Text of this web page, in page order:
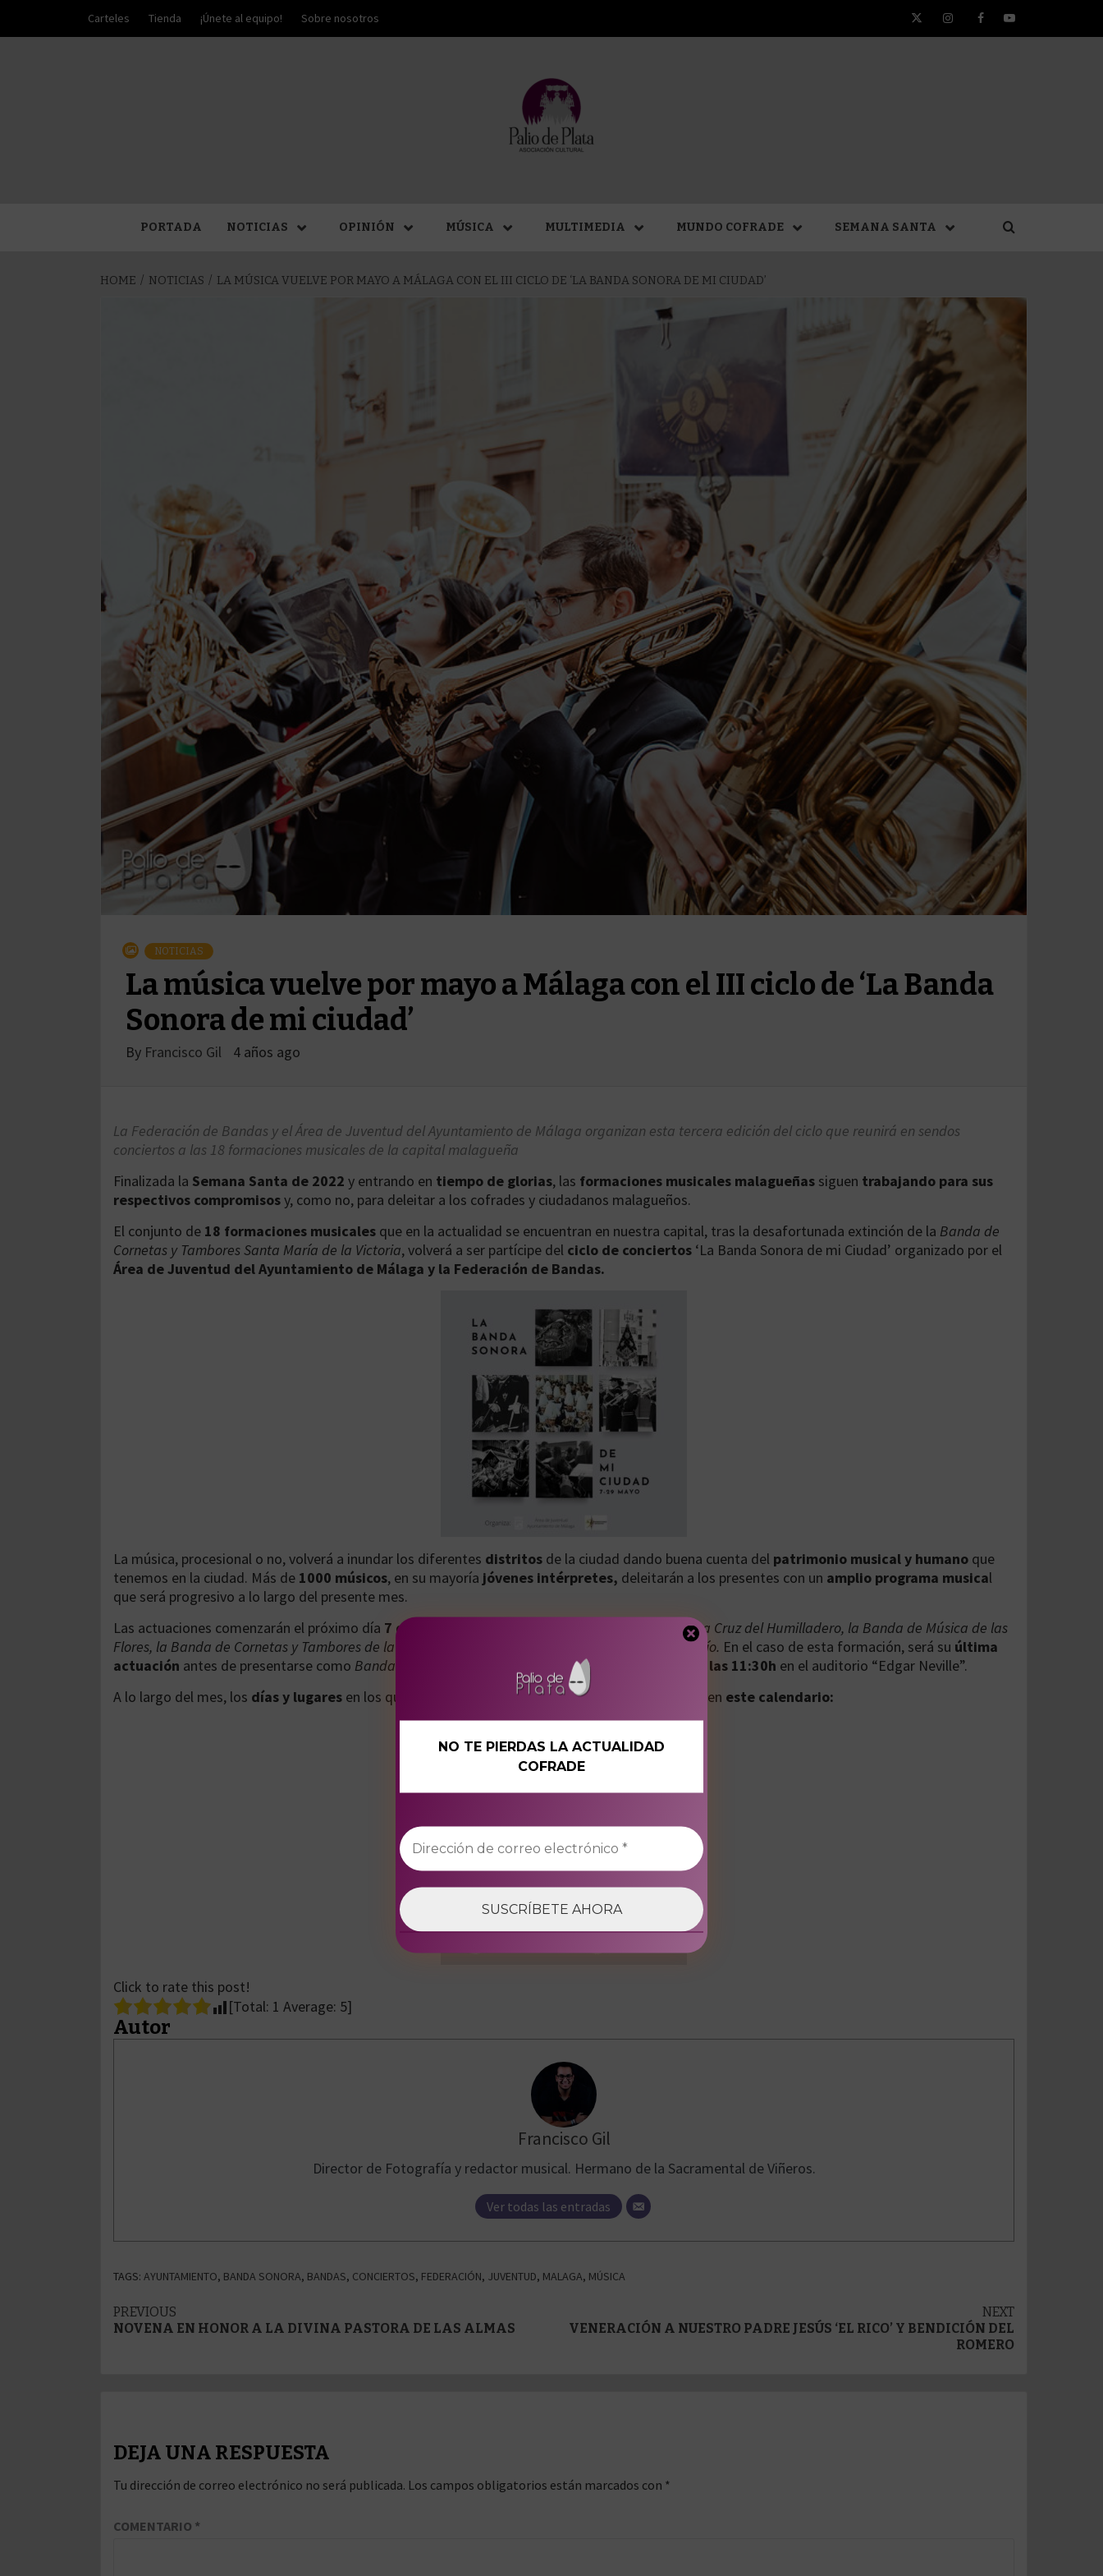
content
Carteles Tienda ¡Únete al equipo! Sobre nosotros TwitterInstagramFacebookYouTube
SEMANA SANTA DE
MÁLAGA
PORTADA NOTICIAS OPINIÓN MÚSICA MULTIMEDIA MUNDO COFRADE SEMANA SANTA
HOME NOTICIAS LA MÚSICA VUELVE POR MAYO A MÁLAGA CON EL III CICLO DE ‘LA BANDA SONORA DE MI CIUDAD’
NOTICIAS
La música vuelve por mayo a Málaga con el III ciclo de ‘La Banda
Sonora de mi ciudad’
By Francisco Gil 4 años ago
La Federación de Bandas y el Área de Juventud del Ayuntamiento de Málaga organizan esta tercera edición del ciclo que reunirá en sendos
conciertos a las 18 formaciones musicales de la capital malagueña
Finalizada la Semana Santa de 2022 y entrando en tiempo de glorias, las formaciones musicales malagueñas siguen trabajando para sus
respectivos compromisosy, como no, para deleitar a los cofrades y ciudadanos malagueños.
El conjunto de 18 formaciones musicales que en la actualidad se encuentran en nuestra capital, tras la desafortunada extinción de la Banda de
Cornetas y Tambores Santa María de la Victoria, volverá a ser partícipe del ciclo de conciertos ‘La Banda Sonora de mi Ciudad’ organizado por el
Área de Juventud del Ayuntamiento de Málaga y la Federación de Bandas.
La música, procesional o no, volverá a inundar los diferentes distritos de la ciudad dando buena cuenta del patrimonio musical y humano que
tenemos en la ciudad. Más de 1000 músicos, en su mayoría jóvenes intérpretes, deleitarán a los presentes con un amplio programa musical
que será progresivo a lo largo del presente mes.
Las actuaciones comenzarán el próximo día 7 de mayo,
Banda de Música Cruz del Humilladero, la Banda de Música de las
Flores, la Banda de Cornetas y Tambores de la Cofradía de Gitanos y la Escuela de Música del Rocío. En el caso de esta formación, será su última
actuación antes de presentarse como Banda de Música oficialmente el próximo 15 de mayo, a las 11:30h en el auditorio “Edgar Neville”.
A lo largo del mes, los días y lugares en los que se sucederán los conciertos serán los recogidos en este calendario:
Click to rate this post!
[Total: 1 Average: 5]
Autor
Francisco Gil
Director de Fotografía y redactor musical. Hermano de la Sacramental de Viñeros.
Ver todas las entradas
NO TE PIERDAS LA ACTUALIDAD
COFRADE
TAGS: AYUNTAMIENTO, BANDA SONORA, BANDAS, CONCIERTOS, FEDERACIÓN, JUVENTUD, MALAGA, MÚSICA
Post
PREVIOUS
NOVENA EN HONOR A LA DIVINA PASTORA DE LAS ALMAS
NEXT
VENERACIÓN A NUESTRO PADRE JESÚS ‘EL RICO’ Y BENDICIÓN DEL
ROMERO
DEJA UNA RESPUESTA
Tu dirección de correo electrónico no será publicada. Los campos obligatorios están marcados con *
COMENTARIO *